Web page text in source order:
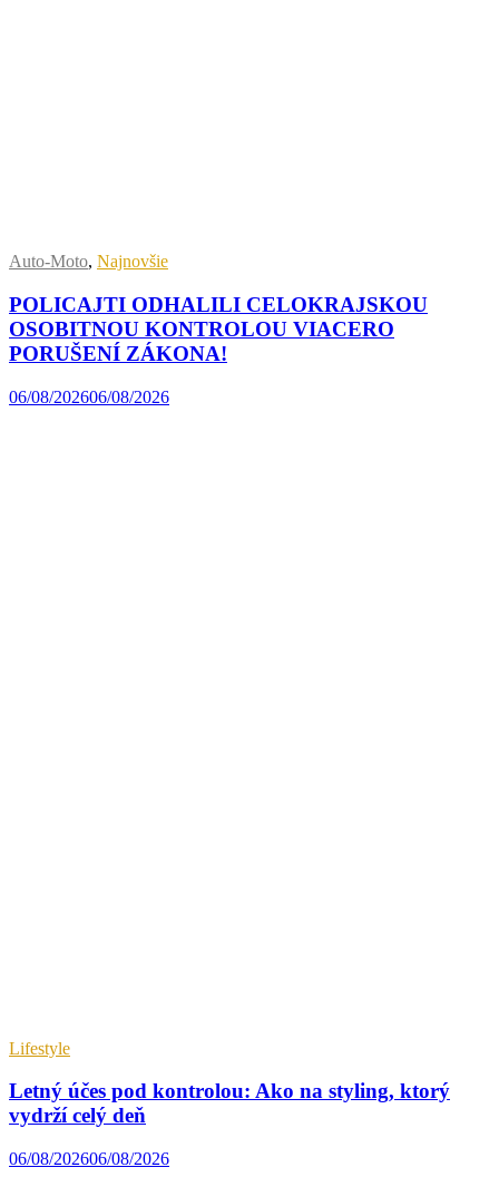
Auto-Moto, Najnovšie
POLICAJTI ODHALILI CELOKRAJSKOU
OSOBITNOU KONTROLOU VIACERO
PORUŠENÍ ZÁKONA!
06/08/202606/08/2026
Lifestyle
Letný účes pod kontrolou: Ako na styling, ktorý
vydrží celý deň
06/08/202606/08/2026